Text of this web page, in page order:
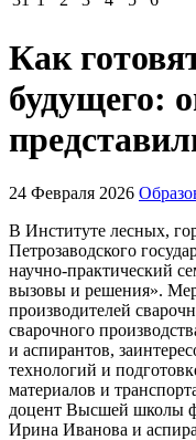
Как
будущего:
24 Февраля 2026
В Институте лесных,
Петрозаводского
научно-практический
вызовы и решения».
производителей
сварочного
и аспирантов,
технологий и
материалов и
доцент Высшей школы
Ирина Иванова и